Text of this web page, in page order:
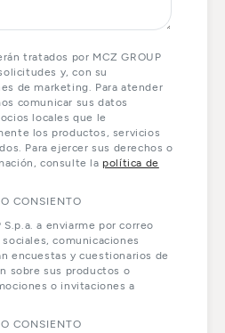
tratados por MCZ GROUP
y, con su
de marketing. Para atender
comunicar sus datos
locales que le
los productos, servicios
Para ejercer sus derechos o
consulte la política de
CONSIENTO
S.p.a. a enviarme por correo
comunicaciones
encuestas y cuestionarios de
sobre sus productos o
o invitaciones a
CONSIENTO